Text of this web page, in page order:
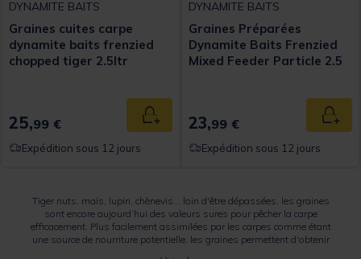
DYNAMITE BAITS
Graines cuites carpe
dynamite baits frenzied
chopped tiger 2.5ltr
25,99 € Ajouter au panier
Expédition sous 12 jours
DYNAMITE BAITS
Graines Préparées
Dynamite Baits Frenzied
Mixed Feeder Particle 2.5
23,99 €
Expédition sous 12 jours
Tiger nuts, maïs, lupin, chènevis… loin d'être dépassées, les graines
sont encore aujourd’hui des valeurs sures pour pêcher la carpe
efficacement. Plus facilement assimilées par les carpes comme étant
une source de nourriture potentielle, les graines permettent d'obtenir